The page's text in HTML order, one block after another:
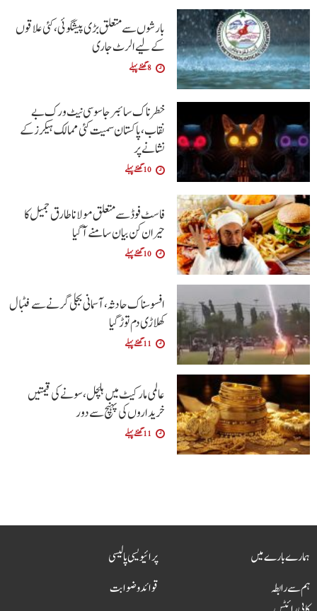
بارشوں سے متعلق بڑی پیشگوئی، کئی علاقوں
کے لیے الرٹ جاری
8 گھنٹے پہلے
خطرناک سائبر جاسوسی نیٹ ورک بے
نقاب، پاکستان سمیت کئی ممالک ہیکرز کے
نشانے پر
10 گھنٹے پہلے
فاسٹ فوڈ سے متعلق مولانا طارق جمیل کا
حیران کن بیان سامنے آگیا
10 گھنٹے پہلے
افسوسناک حادثہ، آسمانی بجلی گرنے سے فٹبال
کھلاڑی دم توڑ گیا
11 گھنٹے پہلے
عالمی مارکیٹ میں ہلچل، سونے کی قیمتیں
خریداروں کی پہنچ سے دور
11 گھنٹے پہلے
ہمارے بارے میں
ہم سے رابطہ
پرائیویسی پالیسی
قوائد و ضوابت